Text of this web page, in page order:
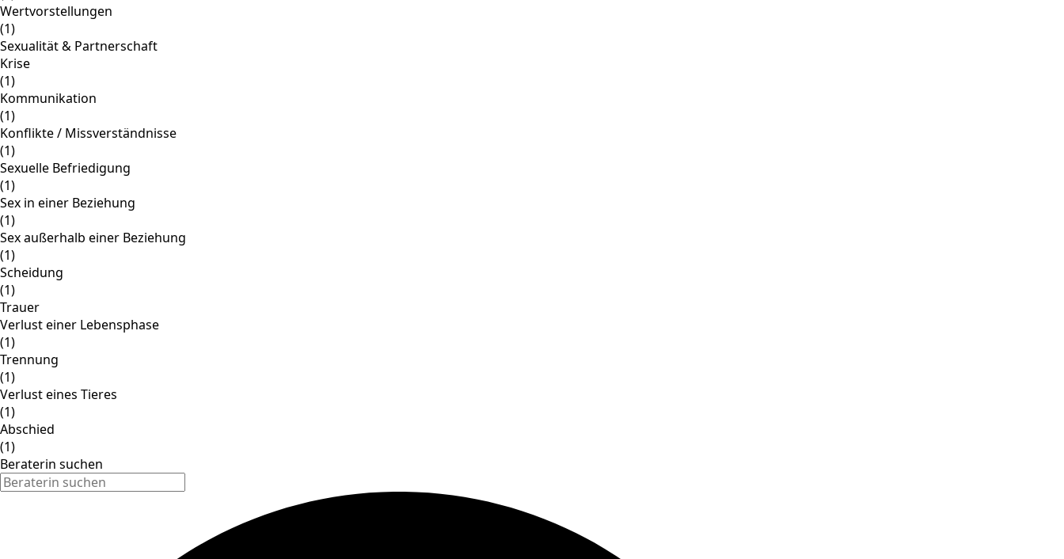
Wertvorstellungen
(1)
Sexualität & Partnerschaft
Krise
(1)
Kommunikation
(1)
Konflikte / Missverständnisse
(1)
Sexuelle Befriedigung
(1)
Sex in einer Beziehung
(1)
Sex außerhalb einer Beziehung
(1)
Scheidung
(1)
Trauer
Verlust einer Lebensphase
(1)
Trennung
(1)
Verlust eines Tieres
(1)
Abschied
(1)
Beraterin suchen